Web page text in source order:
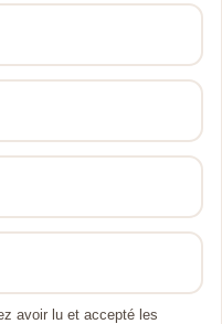
avoir lu et accepté les